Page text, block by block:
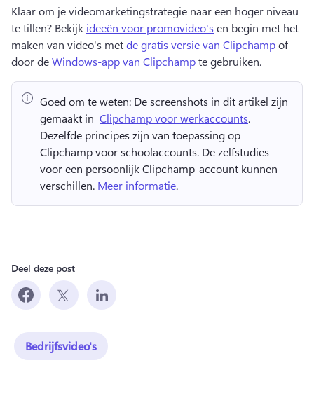
Klaar om je videomarketingstrategie naar een hoger niveau
te tillen? Bekijk ideeën voor promovideo's en begin met het
maken van video's met de gratis versie van Clipchamp of
door de Windows-app van Clipchamp te gebruiken.
Goed om te weten: De screenshots in dit artikel zijn
gemaakt in ⁠ Clipchamp voor werkaccounts.
Dezelfde principes zijn van toepassing op
Clipchamp voor schoolaccounts. De zelfstudies
voor een persoonlijk Clipchamp-account kunnen
verschillen. Meer informatie.
Deel deze post
Bedrijfsvideo's